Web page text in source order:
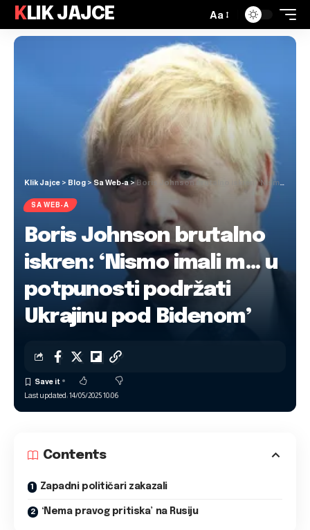
KLIK JAJCE Aa
Klik Jajce > Blog >Sa Web-a>Boris Johnson brutalno iskren: ‘Nismo imali m… u potpunosti podržati Ukrajinu pod Bidenom’
SA WEB-A
Boris Johnson brutalno
iskren: ‘Nismo imali m… u
potpunosti podržati
Ukrajinu pod Bidenom’
Last updated: 14/05/2025 10:06
Contents
Zapadni političari zakazali
‘Nema pravog pritiska’ na Rusiju